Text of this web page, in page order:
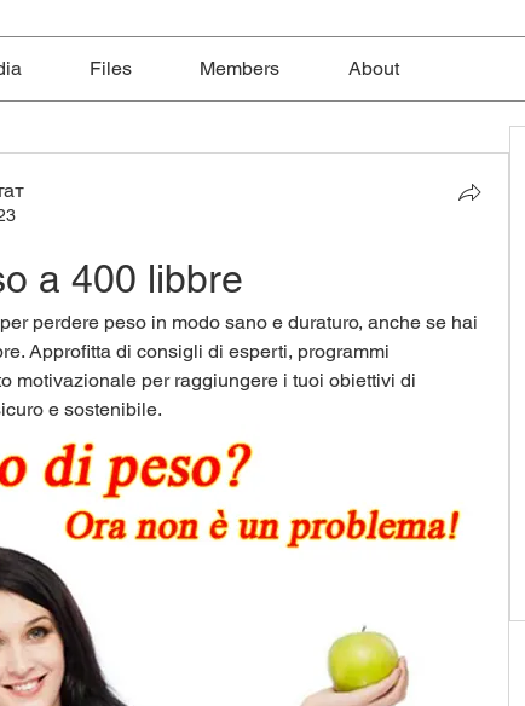
Files Members About
a 400 libbre
perdere peso in modo sano e duraturo, anche se hai
Approfitta di consigli di esperti, programmi
motivazionale per raggiungere i tuoi obiettivi di
e sostenibile.